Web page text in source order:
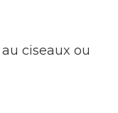
ciseaux ou